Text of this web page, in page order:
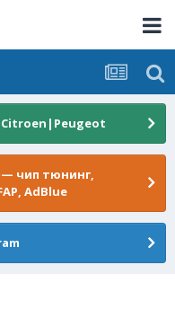
Citroen|Peugeot
чип тюнинг,
AdBlue